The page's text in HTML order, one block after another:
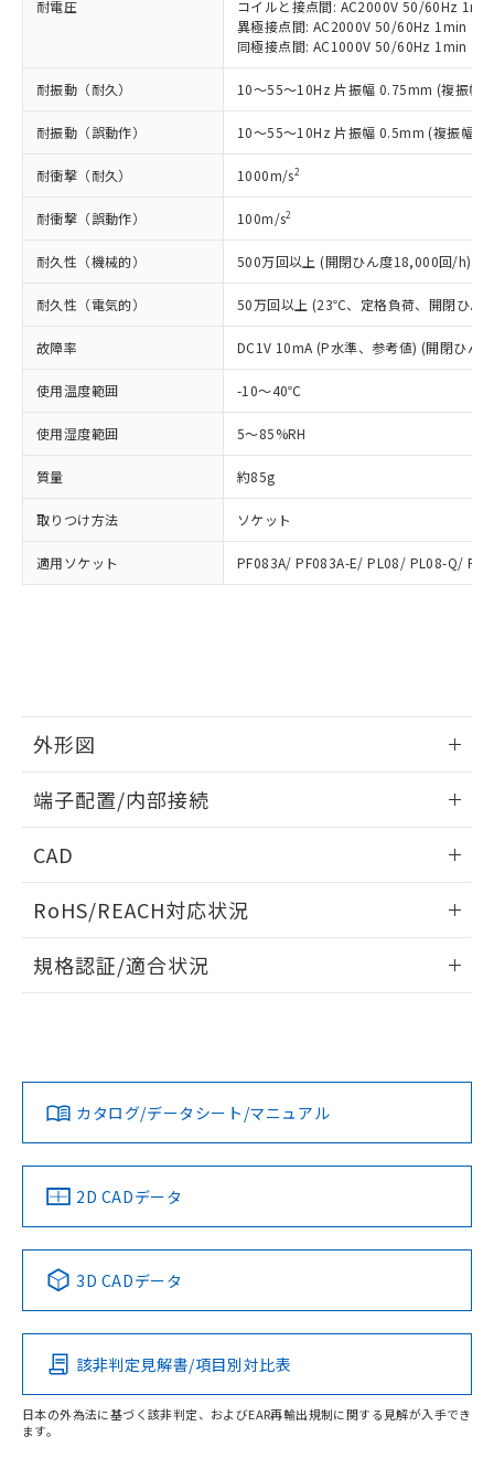
耐電圧
コイルと接点間: AC2000V 50/60Hz 1min
異極接点間: AC2000V 50/60Hz 1min
同極接点間: AC1000V 50/60Hz 1min
耐振動（耐久） 10～55～10Hz 片振幅 0.75mm (複振幅
耐振動（誤動作） 10～55～10Hz 片振幅 0.5mm (複振幅
耐衝撃（耐久） 1000m/s2
耐衝撃（誤動作） 100m/s2
耐久性（機械的） 500万回以上 (開閉ひん度18,000回/h)
耐久性（電気的） 50万回以上 (23℃、定格負荷、開閉ひん
故障率 DC1V 10mA (P水準、参考値) (開閉ひん
使用温度範囲 -10～40℃
使用湿度範囲 5～85%RH
質量 約85g
取りつけ方法 ソケット
適用ソケット PF083A/ PF083A-E/ PL08/ PL08-Q/
外形図
外形図
端子配置/内部接続
端子配置/内部接続
CAD
ドすることができます。
ログイン/会員登録
ダウンロードデータをご利用いただく前に、以下を必ずお読
みください。
ソフトウェアの使用条件
RoHS/REACH対応状況
EU RoHS 注意事項・凡例
対応済み
中国 RoHS 注意事項・凡例
Pb Hg Cd Cr(VI)
O
規格認証/適合状況
LR型式承認
（イギリス
船舶規格）
DNV型式承認
（ノルウェー
BV型式承認
（フランス
KR型式
（韓国
No No No No
この製品の規格認証/適合状況ページへ
その他の認証はこちらのページからご検索ください
カタログ/データシート/マニュアル
2D CADデータ
3D CADデータ
該非判定見解書/項目別対比表
日本の外為法に基づく該非判定、およびEAR再輸出規制に関する見解が入手でき
ます。
記載している更新日時点での社内デー
タに基づき作成されるものであり、閲
覧された時点での実際の在庫および標
準価格とは異なる場合があることをご
正式な納期状況および標準価格はお客
様のお取引先、またはお客様担当のオ
ムロン制御機器販売店・当社販売員に
ご相談ください。
オムロン制御機器販売店や当社販売拠
販売ネットワーク
」をご確認
ください。
在庫状況および標準価格結果を当社の
事前の承諾なく第三者に漏洩または開
マイパーツ機能（部品リスト作成サー
ビス）をご利用いただくには、I-Web
お客様が当ウェブサイト上で当社にご
登録された部品リストについて、当社
および当社の共同利用者が、当社の製
品・サービスに関するお客様との取
引・商談に必要な範囲で利用すること
をご了承ください。
※当社の共同利用者とは、"個人情報
*EU RoHS指令（10物質）：
鉛(Pb) 1000ppm以下、 水銀(Hg) 1000ppm以下、 カド
ミウム(Cd) 100ppm以下、
六価クロム(Cr(Ⅵ)) 1000ppm以下、ポリ臭化ビフェニル
類(PBB) 1000ppm以下、ポリ臭化ジフェニルエーテル類
ル) (DEHP)(別名：DOP) 1000ppm以下、フタル酸ブチ
ルベンジル（BBP） 1000ppm以下、フタル酸ジブチル
（DBP） 1000ppm以下、フタル酸ジイソブチル
(DIBP) 1000ppm以下
但し、RoHS指令で産業用監視および制御機器に対する
フタル酸エステル類の４物質については閾値を超える意
図的な使用がないことを確認しています。
※2 対応予定月
部品在庫の切り替え状況などにより、予定
月が前後することがあります。
※3 非含有証明書ダウンロード
下記の非含有証明書をダウンロードするこ
EU RoHS指令（10物質）の非含有証明書
物質の対応では、対応完了までの期間は出
荷製品に未対応品が混在することから備考
欄に対応日を記載しておりました。
既に当社にて対応品への在庫切替を完了
していることから、特段のことがない限
*中国RoHS10物質の基準値 (GB/T26572)：
Pb(鉛) :1000ppm、 Hg(水銀) : 1000ppm、 Cd(カドミウ
Cr(Ⅵ)(六価クロム) : 1000ppm、 PBBs(ポリ臭化ビフェ
ニル類) : 1000ppm、 PBDEs(ポリ臭化ジフェニルエーテ
ル類) : 1000ppm、
DBP(フタル酸ジブチル) : 1000ppm、 DIBP(フタル酸ジ
イソブチル) : 1000ppm、 BBP(フタル酸ブチルベンジ
ル) : 1000ppm、
※2 環境保護使用期限
「ｅ」：有害物質（10物質）のすべてが基
準値以下であることを示します。
「10」：通常の使用状況下において有害物
質が外部に漏えいし、環境に深刻な影響を
及ぼさない年数を意味します。
「－」：未確認です。当社販売部門へお問
い合わせください。
または国外への提供する場合は、日本
国政府の輸出許可(または役務取引許
可)を取得するなどの必要な手続きを
全に破砕するなど、違法に輸出されな
いよう必要な手段を講じます。
当社は貴社製品を、核兵器、ミサイ
ル、化学兵器、生物兵器またはその他
武器並びにこれらの製造装置等に一切
使用いたしません。
当社は、貴社製品を第三者に販売する
場合は、上記1、2および3の内容を当
該第三者に通知します。また当社は、
販売先および販売に係わる関係者が違
法に輸出するおそれがある場合は、取
り引きをいたしません。
キャンセル
一定数以上の在庫あり
一定数には満たないが在庫あり
－
在庫なし(最新の在庫状況につ
いては、お客様のお取引先、ま
たはお客様担当のオムロン制御
機器販売店・当社販売員にご確
認ください)
白
受注生産機種、また在庫状況の
情報を公開していない機種